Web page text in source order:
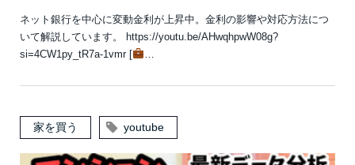
ネット銀行を中心に変動金利が上昇中。金利の影響や対応方法につ
いて解説しています。 https://youtu.be/AHwqhpwW08g?
si=4CW1py_tR7a-1vmr [
家を買う youtube